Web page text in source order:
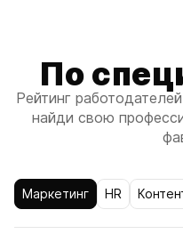
По
Рейтинг
найди свою
Маркетинг HR